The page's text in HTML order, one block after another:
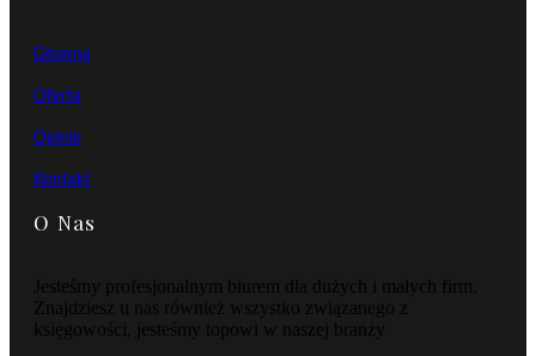
Głowna
Oferta
Opinie
Kontakt
O Nas
Jesteśmy profesjonalnym biurem dla dużych i małych firm.
Znajdziesz u nas również wszystko związanego z
księgowości, jesteśmy topowi w naszej branży